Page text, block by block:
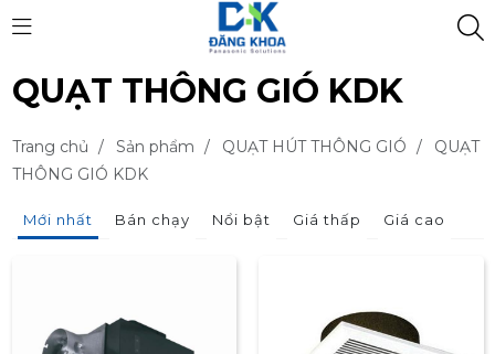
QUẠT THÔNG GIÓ KDK
Trang chủ / Sản phẩm / QUẠT HÚT THÔNG GIÓ /
QUẠT
THÔNG GIÓ KDK
Mới nhất Bán chạy Nổi bật Giá thấp Giá cao